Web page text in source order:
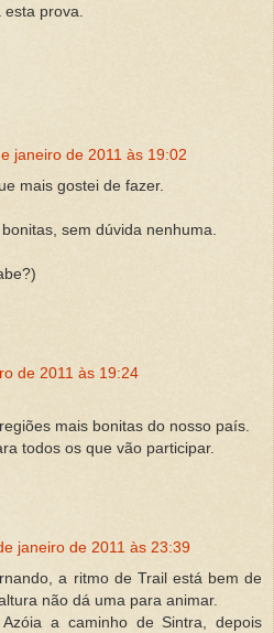
prova.
janeiro de 2011 às 19:02
mais gostei de fazer.
sem dúvida nenhuma.
de 2011 às 19:24
mais bonitas do nosso país.
todos os que vão participar.
janeiro de 2011 às 23:39
a ritmo de Trail está bem de
não dá uma para animar.
a caminho de Sintra, depois